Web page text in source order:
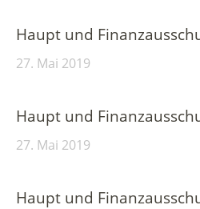
Haupt und
27. Mai 2019
Haupt und
27. Mai 2019
Haupt und